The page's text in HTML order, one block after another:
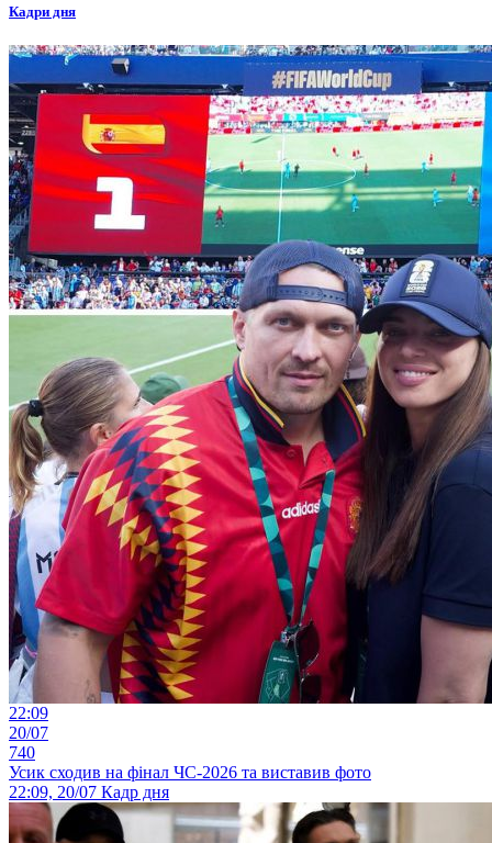
Кадри дня
22:09
20/07
740
Усик сходив на фінал ЧС-2026 та виставив фото
22:09, 20/07 Кадр дня